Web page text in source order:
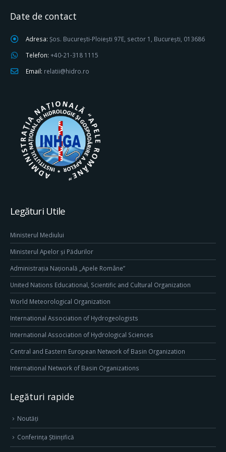
Date de contact
Adresa: Șos. București-Ploiești 97E, sector 1, București, 013686
Telefon: +40-21-318 1115
Email: relatii@hidro.ro
Legături Utile
Ministerul Mediului
Ministerul Apelor și Pădurilor
Administrația Națională „Apele Române”
United Nations Educational, Scientific and Cultural Organization
World Meteorological Organization
International Association of Hydrogeologists
International Association of Hydrological Sciences
Central and Eastern European Network of Basin Organization
International Network of Basin Organizations
Legături rapide
Noutăți
Conferința Științifică